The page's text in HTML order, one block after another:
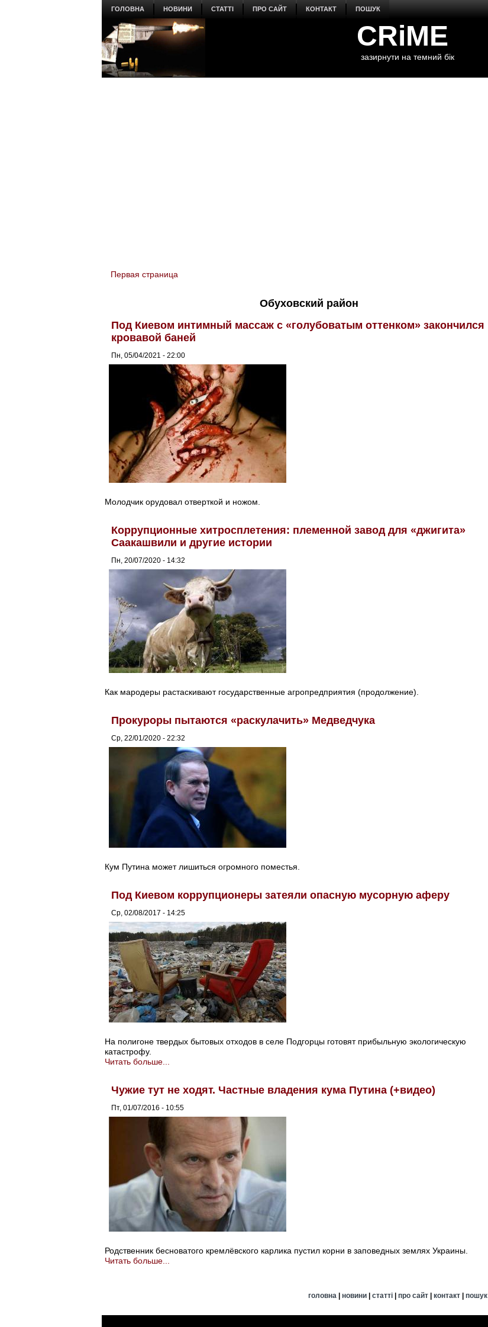
ГОЛОВНА НОВИНИ СТАТТІ ПРО САЙТ КОНТАКТ ПОШУК
CRiME
зазирнути на темний бік
You are here
Первая страница
Обуховский район
Под Киевом интимный массаж с «голубоватым оттенком» закончился
кровавой баней
Пн, 05/04/2021 - 22:00
Молодчик орудовал отверткой и ножом.
Коррупционные хитросплетения: племенной завод для «джигита»
Саакашвили и другие истории
Пн, 20/07/2020 - 14:32
Как мародеры растаскивают государственные агропредприятия (продолжение).
Прокуроры пытаются «раскулачить» Медведчука
Ср, 22/01/2020 - 22:32
Кум Путина может лишиться огромного поместья.
Под Киевом коррупционеры затеяли опасную мусорную аферу
Ср, 02/08/2017 - 14:25
На полигоне твердых бытовых отходов в селе Подгорцы готовят прибыльную экологическую
катастрофу.
Читать больше...
Чужие тут не ходят. Частные владения кума Путина (+видео)
Пт, 01/07/2016 - 10:55
Родственник бесноватого кремлёвского карлика пустил корни в заповедных землях Украины.
Читать больше...
головна| новини| статті| про сайт| контакт| пошук